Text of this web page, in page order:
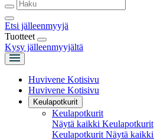
Etsi jälleenmyyjä
Tuotteet
Kysy jälleenmyyjältä
Huvivene Kotisivu
Huvivene Kotisivu
Keulapotkurit
Keulapotkurit
Näytä kaikki Keulapotkurit
Keulapotkurit Näytä kaikki